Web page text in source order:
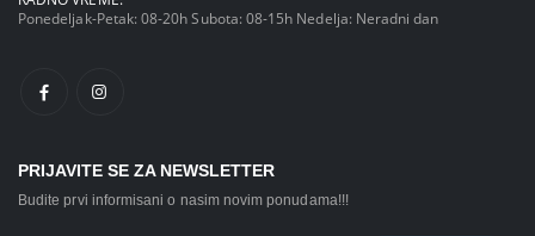
Ponedeljak-Petak: 08-20h Subota: 08-15h Nedelja: Neradni dan
PRIJAVITE SE ZA NEWSLETTER
Budite prvi informisani o nasim novim ponudama!!!